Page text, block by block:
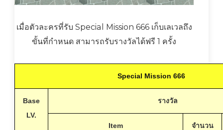
เมื่อตัวละครที่รับ Special Mission 666 เก็บเลเวลถึง
ขั้นที่กำหนด สามารถรับรางวัลได้ฟรี 1 ครั้ง
Special Mission 666
Base
LV.
รางวัล
Item จำนวน